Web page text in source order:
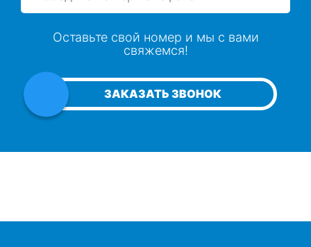
ЗАКАЗАТЬ ЗВОНОК
Оставьте свой номер и мы с вами
свяжемся!